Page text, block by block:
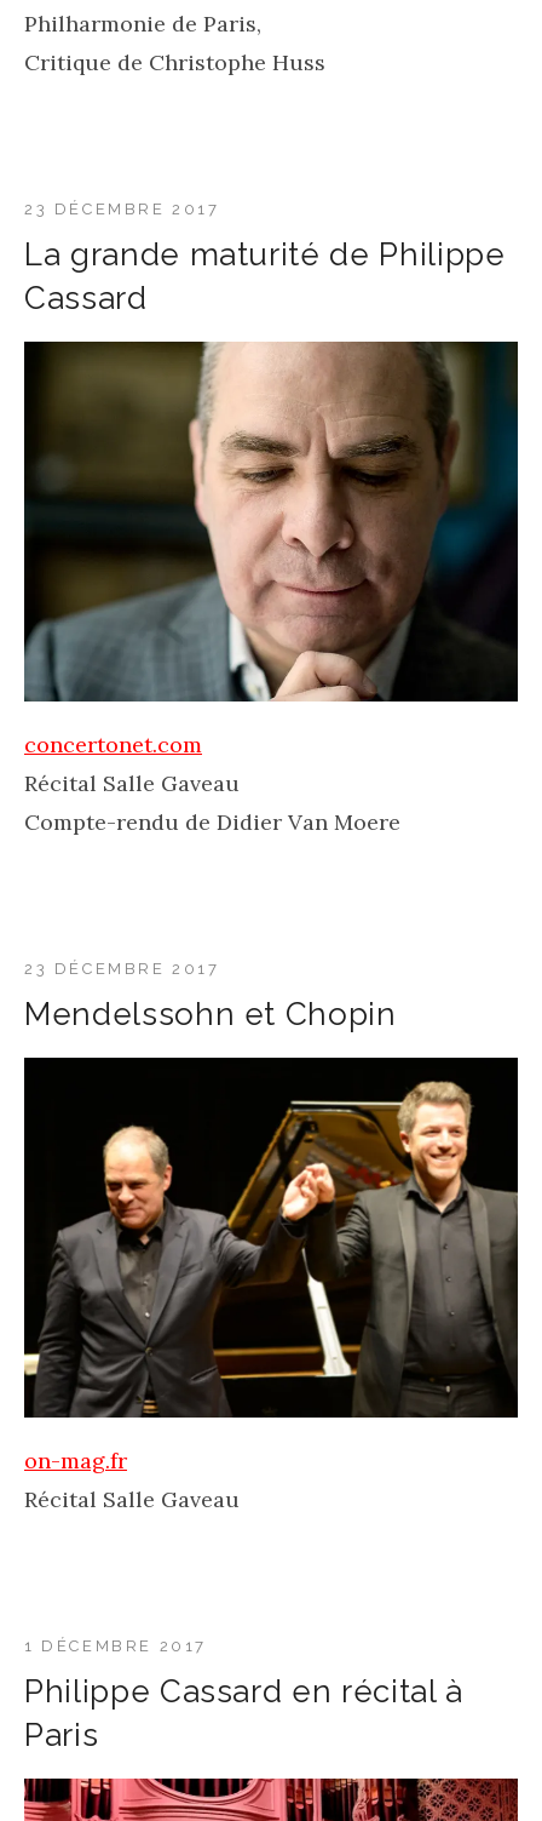
Philharmonie de Paris,
Critique de Christophe Huss
La grande maturité de Philippe
Cassard
23 DÉCEMBRE 2017
concertonet.com
Récital Salle Gaveau
Compte-rendu de Didier Van Moere
Mendelssohn et Chopin
23 DÉCEMBRE 2017
on-mag.fr
Récital Salle Gaveau
Philippe Cassard en récital à
Paris
1 DÉCEMBRE 2017